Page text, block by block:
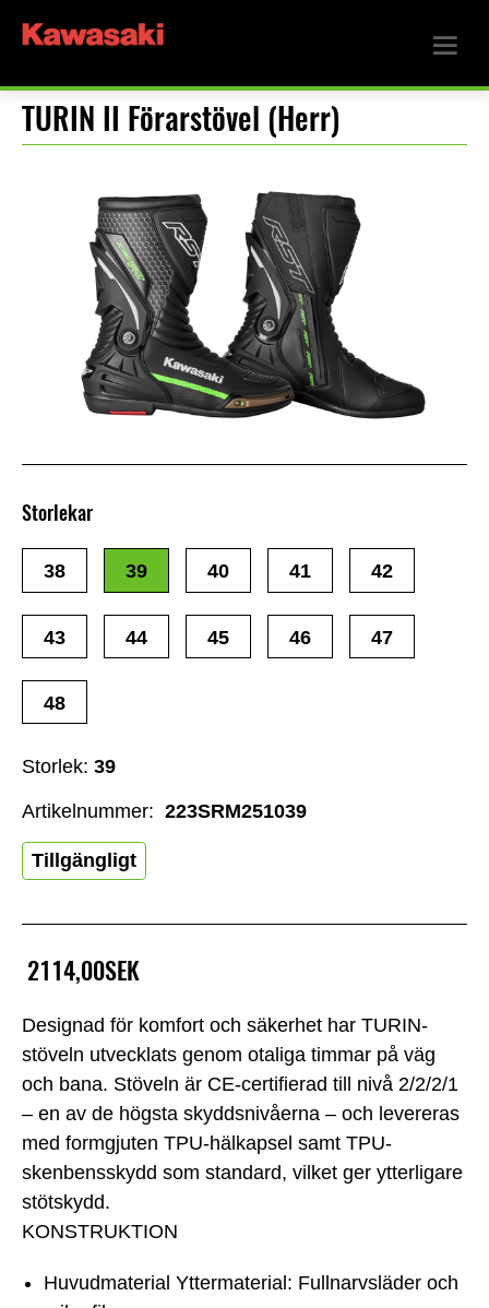
TURIN II Förarstövel (Herr)
Designad för komfort och säkerhet har TURIN-
stöveln utvecklats genom otaliga timmar på väg
och bana. Stöveln är CE-certifierad till nivå 2/2/2/1
– en av de högsta skyddsnivåerna – och levereras
med formgjuten TPU-hälkapsel samt TPU-
skenbensskydd som standard, vilket ger ytterligare
stötskydd.
KONSTRUKTION
Huvudmaterial Yttermaterial: Fullnarvsläder och
2114,00SEK
Storlek: 39
Tillgängligt
Storlekar
38 39 40 41 42
43 44 45 46 47
48
Artikelnummer: 223SRM251039